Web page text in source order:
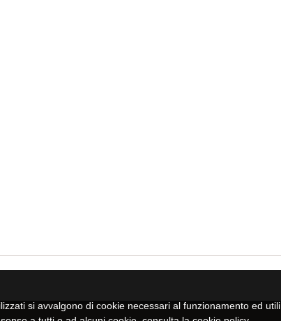
si avvalgono di cookie necessari al funzionamento ed